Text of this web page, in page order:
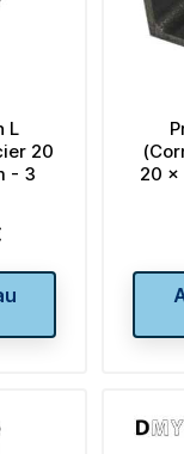
L
20
- 3
20 x